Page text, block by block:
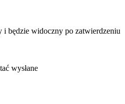
i będzie widoczny po zatwierdzeniu
wysłane